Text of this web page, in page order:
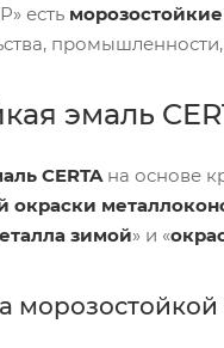
есть
эмаль
CERTAна основе
окраски
зимой» и «
морозостойкой